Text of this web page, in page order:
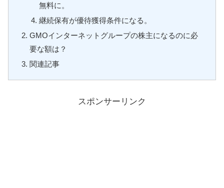
無料に。
継続保有が優待獲得条件になる。
GMOインターネットグループの株主になるのに必
要な額は？
関連記事
スポンサーリンク